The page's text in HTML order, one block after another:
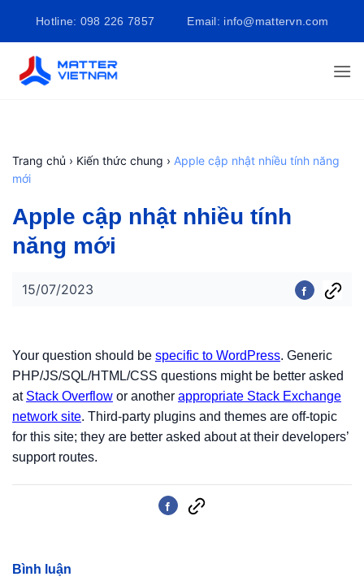
dung
Email: info@mattervn.com
Hotline: 098 226 7857
Trang chủ › Kiến thức chung › Apple cập nhật nhiều tính năng
mới
Apple cập nhật nhiều tính
năng mới
15/07/2023
Your question should be specific to WordPress. Generic
PHP/JS/SQL/HTML/CSS questions might be better asked
at Stack Overflow or another appropriate Stack Exchange
network site. Third-party plugins and themes are off-topic
for this site; they are better asked about at their developers’
support routes.
Bình luận